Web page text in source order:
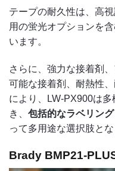
テープの耐久性は、高
用の蛍光オプションを
います。
さらに、強力な接着剤
可能な接着剤、耐熱性
により、LW-PX900は
き、 包括的なラベリン
って多用途な選択肢とな
Brady BMP21-